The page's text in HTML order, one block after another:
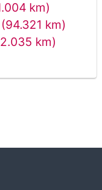
km)
km)
km)